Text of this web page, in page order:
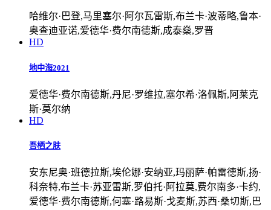
哈维尔·巴登,马里塞尔·阿尔瓦雷斯,布兰卡·波蒂略,鲁本·
奥查迪亚诺,爱德华·费尔南德斯,成泰燊,罗晋
HD
地中海2021
爱德华·费尔南德斯,丹尼·罗维拉,塞尔希·洛佩斯,阿莱克
斯·莫尔纳
HD
吾栖之肤
安东尼奥·班德拉斯,埃伦娜·安纳亚,玛丽萨·帕雷德斯,扬·
科奈特,布兰卡·苏亚雷斯,罗伯托·阿拉莫,费尔南多·卡约,
爱德华·费尔南德斯,何塞·路易斯·戈麦斯,苏西·桑切斯,巴